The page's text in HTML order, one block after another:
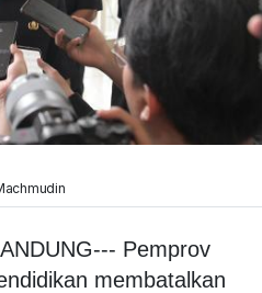
Pemprov
membatalkan